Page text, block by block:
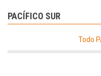
PACÍFICO SUR
Todo